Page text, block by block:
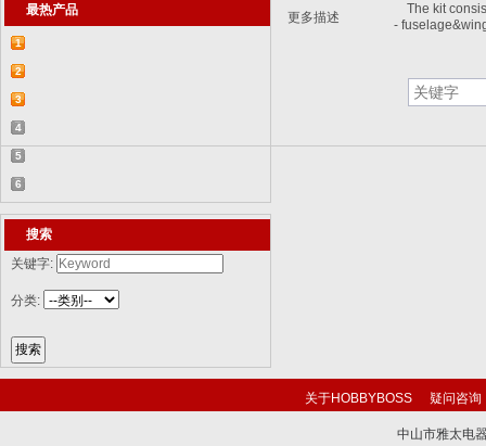
最热产品
1
【2015-07-07】德国BR 52型蒸汽机车
829...
2
【2015-07-06】德国LWS水陆两栖牵引车
82...
3
【2018-08-31】中国ZTL-11轮式装甲突击
车 ...
4
【2015-12-31】加拿大豹2A4M主战坦克
8386...
5
【2014-12-10】俄罗斯KrAZ-255B军用卡
车85...
6
【2014-12-10】以色列阿奇扎里特装甲运
兵...搜索
关键字:
分类:
更多描述
The kit
-
关于HOBBYBOSS 疑问咨询
中山市雅太电